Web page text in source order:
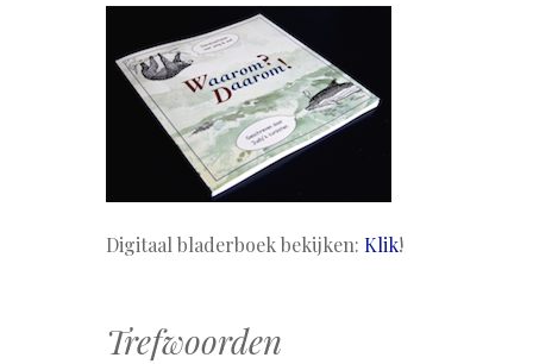
Digitaal bladerboek bekijken: Klik!
Trefwoorden